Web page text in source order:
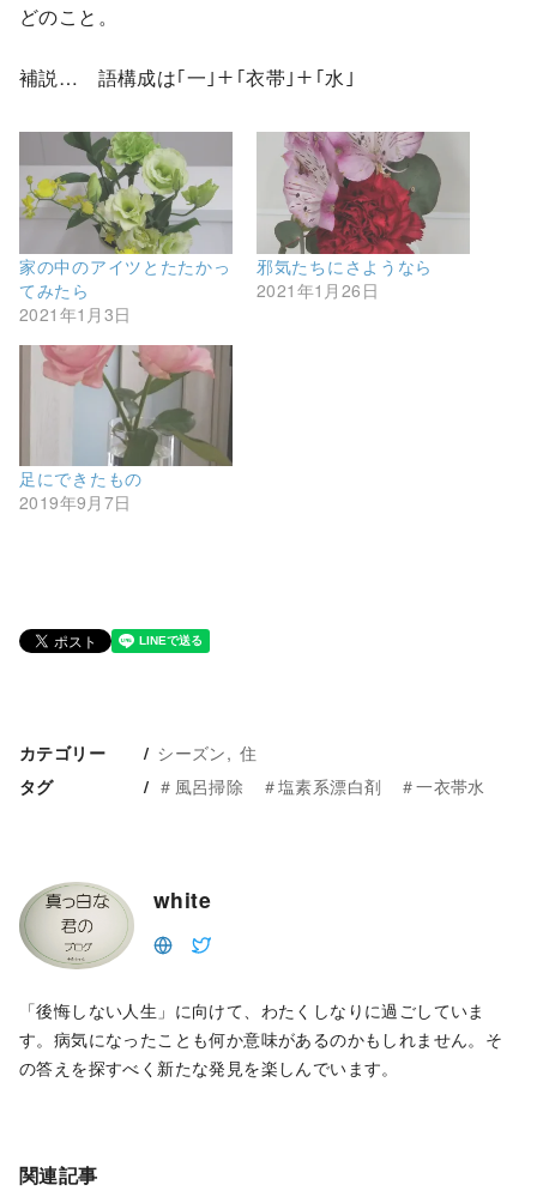
どのこと。
補説… 語構成は｢一｣＋｢衣帯｣＋｢水｣
家の中のアイツとたたかっ
てみたら
2021年1月3日
邪気たちにさようなら
2021年1月26日
足にできたもの
2019年9月7日
カテゴリー シーズン 住
タグ ＃風呂掃除 ＃塩素系漂白剤 ＃一衣帯水
white
「後悔しない人生」に向けて、わたくしなりに過ごしていま
す。病気になったことも何か意味があるのかもしれません。そ
の答えを探すべく新たな発見を楽しんでいます。
関連記事